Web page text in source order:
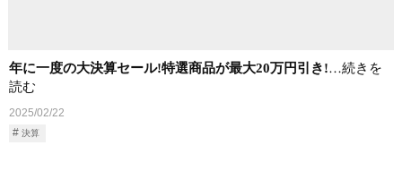
年に一度の大決算セール!特選商品が最大20万円引き!…続きを
読む
2025/02/22
決算